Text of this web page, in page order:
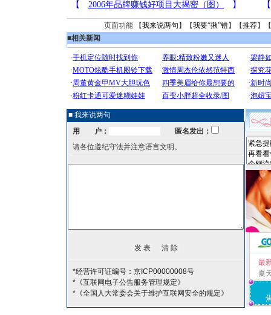
页面功能 【我来说两句 】【我要“揪”错】【推荐】
■相关新闻
■ 我来说两句
用 户：
匿名发出：
请各位遵纪守法并注意语言文明。
*经营许可证编号：京ICP00000008号
*《互联网电子公告服务管理规定》
*《全国人大常委会关于维护互联网安全的规定》
最
夏